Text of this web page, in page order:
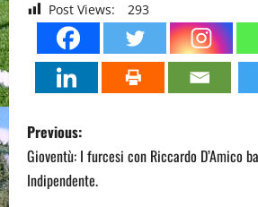
Post Views: 293
P
o
Previous:
Gioventù: I furcesi con Riccardo D’Amico
Indipendente.